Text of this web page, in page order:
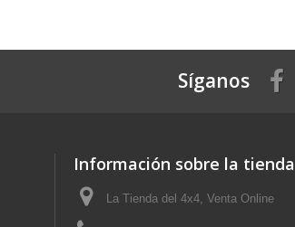
Síganos
Información sobre la tienda
La Tienda del 4x4, Venta Online